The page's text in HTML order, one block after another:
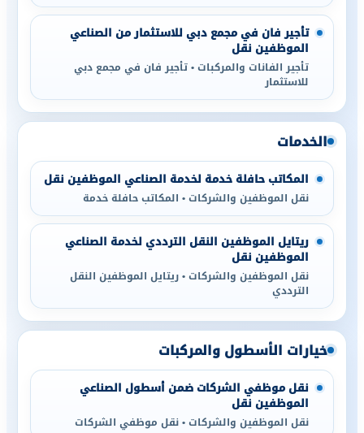
تأجير فان في مجمع دبي للاستثمار من الصناعي
الموظفين نقل
تأجير الفانات والمركبات • تأجير فان في مجمع دبي
للاستثمار
الخدمات
المكاتب حافلة خدمة لخدمة الصناعي الموظفين نقل
نقل الموظفين والشركات • المكاتب حافلة خدمة
ريتايل الموظفين النقل الترددي لخدمة الصناعي
الموظفين نقل
نقل الموظفين والشركات • ريتايل الموظفين النقل
الترددي
خيارات الأسطول والمركبات
نقل موظفي الشركات ضمن أسطول الصناعي
الموظفين نقل
نقل الموظفين والشركات • نقل موظفي الشركات